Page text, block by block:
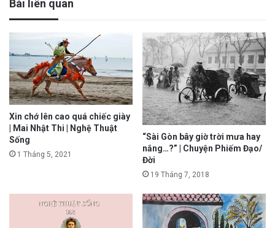
Bài liên quan
Xin chớ lên cao quá chiếc giày
| Mai Nhật Thi | Nghệ Thuật
Sống
1 Tháng 5, 2021
“Sài Gòn bây giờ trời mưa hay
nắng…?” | Chuyện Phiếm Đạo/
Đời
19 Tháng 7, 2018